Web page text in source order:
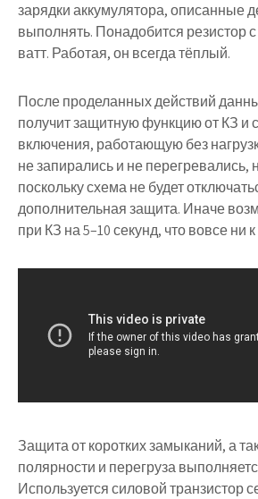
зарядки аккумулятора, описанные
выполнять. Понадобится резистор
ватт. Работая, он всегда тёплый.
После проделанных действий
получит защитную функцию от КЗ и
включения, работающую без
не запирались и не перегревались,
поскольку схема не будет
дополнительная защита. Иначе
при КЗ на 5–10 секунд, что вовсе ни
Защита от коротких замыканий, а
полярности и перегруза
Используется силовой транзистор